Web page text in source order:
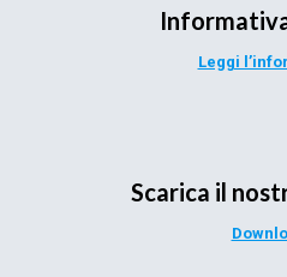
Leggi
Scarica il